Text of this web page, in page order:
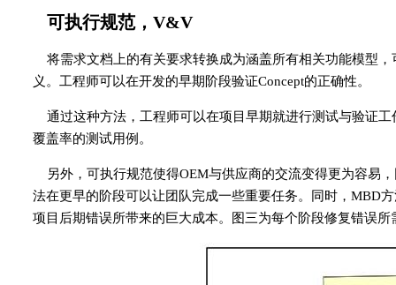
可执行规范，V&V
将需求文档上的有关要求转换成为涵盖所有相关功能模型
义。工程师可以在开发的早期阶段验证Concept的正确性。
通过这种方法，工程师可以在项目早期就进行测试与验证
覆盖率的测试用例。
另外，可执行规范使得OEM与供应商的交流变得更为容易
法在更早的阶段可以让团队完成一些重要任务。同时，MBD
项目后期错误所带来的巨大成本。图三为每个阶段修复错误所